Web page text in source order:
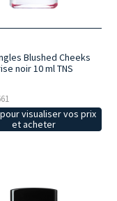
Blushed Cheeks
noir 10 ml TNS
visualiser vos prix
et acheter